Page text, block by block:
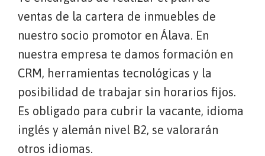
ventas de la cartera de inmuebles de
nuestro socio promotor en Álava. En
nuestra empresa te damos formación en
CRM, herramientas tecnológicas y la
posibilidad de trabajar sin horarios fijos.
Es obligado para cubrir la vacante, idioma
inglés y alemán nivel B2, se valorarán
otros idiomas.